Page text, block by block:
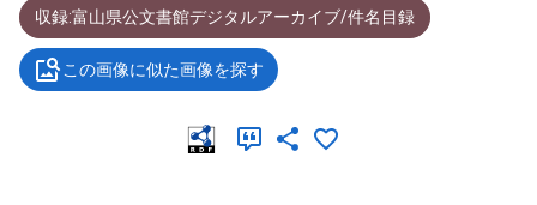
収録:富山県公文書館デジタルアーカイブ/件名目録
この画像に似た画像を探す